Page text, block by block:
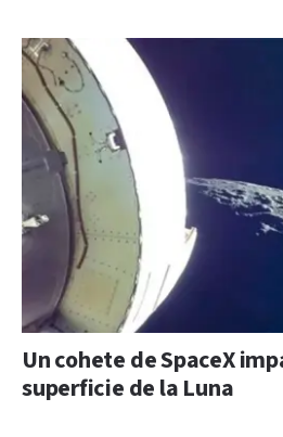
Un cohete de SpaceX
superficie de la Luna